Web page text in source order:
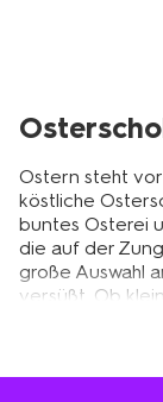
Ostern steht
köstliche
buntes Osterei
die auf der
große Auswahl
versüßt. Ob
klassische
Geschmack